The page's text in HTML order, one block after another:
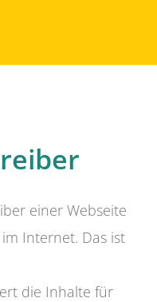
einer Webseite
Internet. Das ist
die Inhalte für